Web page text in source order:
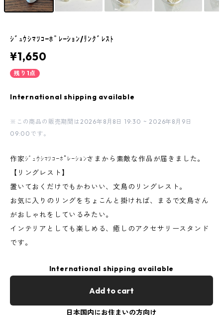
ｼﾞｭｳｼﾏﾂｺｰﾎﾟﾚｰｼｮﾝ/ﾘﾝｸﾞﾚｽﾄ
¥1,650
残り1点
International shipping available
※この商品の販売期間は2026年8月8日 19:30 ~ 2026年8月9日
09:00です。
作家ｼﾞｭｳｼﾏﾂｺｰﾎﾟﾚｰｼｮﾝさまから素敵な作品が届きました。
【リングレスト】
置いておくだけでもかわいい、文鳥のリングレスト。
お気に入りのリングをちょこんと掛ければ、まるで文鳥さん
がおしゃれをしているみたい。
インテリアとしても楽しめる、癒しのアクセサリースタンド
です。
International shipping available
Add to cart
日本国内にお住まいの方向け